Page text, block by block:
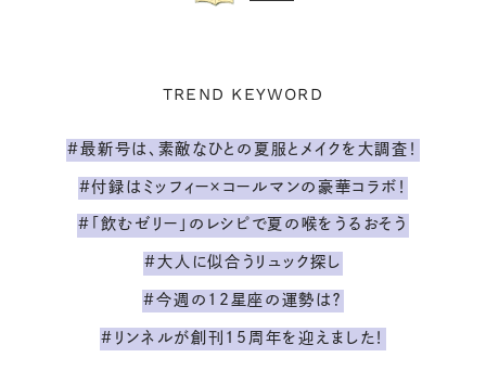
TREND KEYWORD
#最新号は、素敵なひとの夏服とメイクを大調査！
#付録はミッフィー×コールマンの豪華コラボ！
#「飲むゼリー」のレシピで夏の喉をうるおそう
#大人に似合うリュック探し
#今週の12星座の運勢は？
#リンネルが創刊15周年を迎えました！